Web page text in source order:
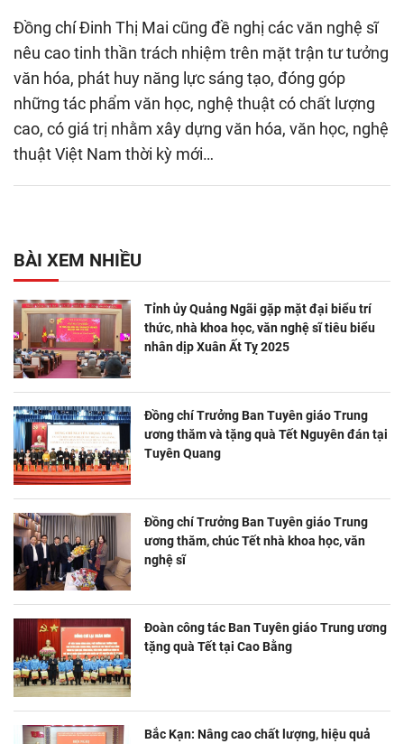
Đồng chí Đinh Thị Mai cũng đề nghị các văn nghệ sĩ
nêu cao tinh thần trách nhiệm trên mặt trận tư tưởng
văn hóa, phát huy năng lực sáng tạo, đóng góp
những tác phẩm văn học, nghệ thuật có chất lượng
cao, có giá trị nhằm xây dựng văn hóa, văn học, nghệ
thuật Việt Nam thời kỳ mới…
BÀI XEM NHIỀU
Tỉnh ủy Quảng Ngãi gặp mặt đại biểu trí
thức, nhà khoa học, văn nghệ sĩ tiêu biểu
nhân dịp Xuân Ất Tỵ 2025
Đồng chí Trưởng Ban Tuyên giáo Trung
ương thăm và tặng quà Tết Nguyên đán tại
Tuyên Quang
Đồng chí Trưởng Ban Tuyên giáo Trung
ương thăm, chúc Tết nhà khoa học, văn
nghệ sĩ
Đoàn công tác Ban Tuyên giáo Trung ương
tặng quà Tết tại Cao Bằng
Bắc Kạn: Nâng cao chất lượng, hiệu quả